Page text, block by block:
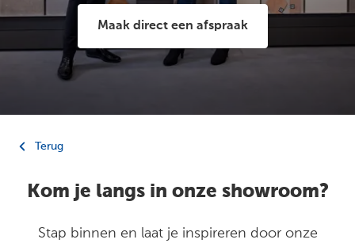
Maak direct een afspraak
Terug
Kom je langs in onze showroom?
Stap binnen en laat je inspireren door onze